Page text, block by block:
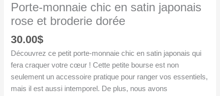
Porte-monnaie chic en satin japonais
rose et broderie dorée
30.00$
Découvrez ce petit porte-monnaie chic en satin japonais qui
fera craquer votre cœur ! Cette petite bourse est non
seulement un accessoire pratique pour ranger vos essentiels,
mais il est aussi intemporel. De plus, nous avons